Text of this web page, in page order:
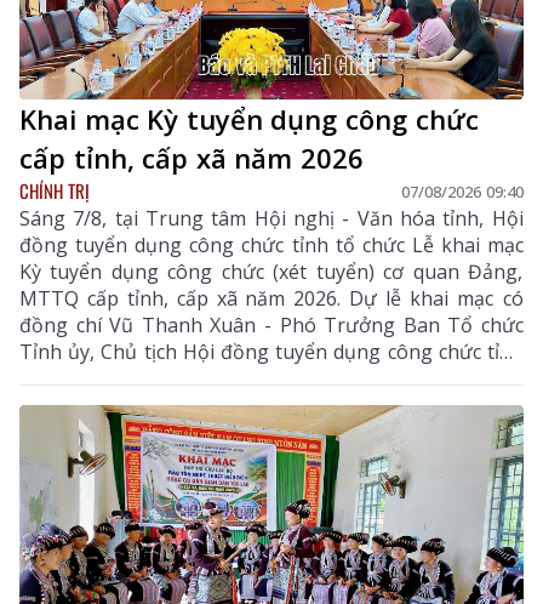
Khai mạc Kỳ tuyển dụng công chức
cấp tỉnh, cấp xã năm 2026
CHÍNH TRỊ 07/08/2026 09:40
Sáng 7/8, tại Trung tâm Hội nghị - Văn hóa tỉnh, Hội
đồng tuyển dụng công chức tỉnh tổ chức Lễ khai mạc
Kỳ tuyển dụng công chức (xét tuyển) cơ quan Đảng,
MTTQ cấp tỉnh, cấp xã năm 2026. Dự lễ khai mạc có
đồng chí Vũ Thanh Xuân - Phó Trưởng Ban Tổ chức
Tỉnh ủy, Chủ tịch Hội đồng tuyển dụng công chức tỉnh
cùng các thành viên hội đồng tuyển dụng, ban giám
sát, ban vấn đáp và thí sinh tham dự kỳ tuyển dụng.